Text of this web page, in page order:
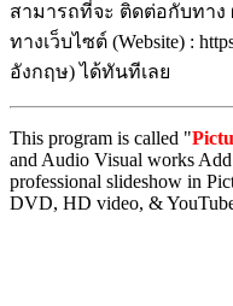
สามารถที่จะ ติดต่อกับทา
ทางเว็บไซต์ (Website) :
อังกฤษ) ได้ทันทีเลย
This program is called "
and Audio Visual works
professional slideshow in
DVD, HD video, &